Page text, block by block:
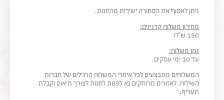
ניתן לאסוף את הסחורה ישירות מהחנות.
מחירון משלוח קרניזים:
150 ש"ח
זמן משלוח:
עד 10 ימי עסקים.
המשלוחים מתבצעים לכל איזורי המשלוח הרגילים של חברות
השילוח. לאזורים מרוחקים נא לפנות לחנות לצורך תיאום וקבלת
תעריף.